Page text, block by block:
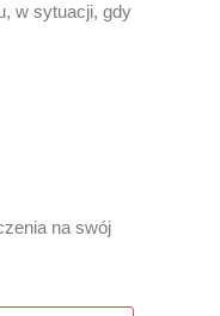
w sytuacji, gdy
na swój